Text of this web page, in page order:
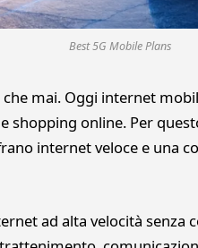
Best 5G Mobile Plans
mai. Oggi internet
shopping online. Per
internet veloce e una
ad alta velocità senza